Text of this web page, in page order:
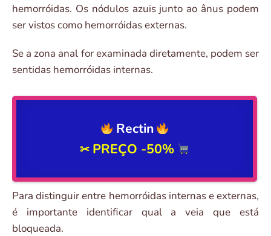
hemorróidas. Os nódulos azuis junto ao ânus podem
ser vistos como hemorróidas externas.
Se a zona anal for examinada diretamente, podem ser
sentidas hemorróidas internas.
Rectin
✂ PREÇO -50%
Para distinguir entre hemorróidas internas e externas,
é importante identificar qual a veia que está
bloqueada.